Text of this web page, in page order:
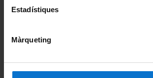
Estadístiques
Màrqueting
Membres
Normativa